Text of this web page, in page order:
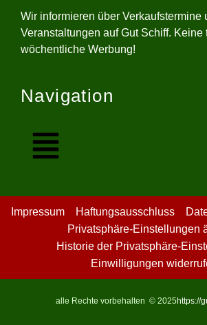
Wir informieren über Verkaufstermine
Veranstaltungen auf Gut Schiff. Keine
wöchentliche Werbung!
Navigation
Impressum Haftungsausschluss
Privatsphäre-Einstellungen
Historie der Privatsphäre-
Einwilligungen
alle Rechte vorbehalten © 2025https://